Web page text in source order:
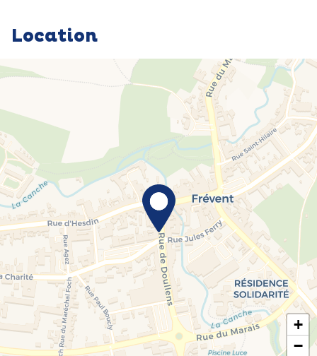
Location
+
−